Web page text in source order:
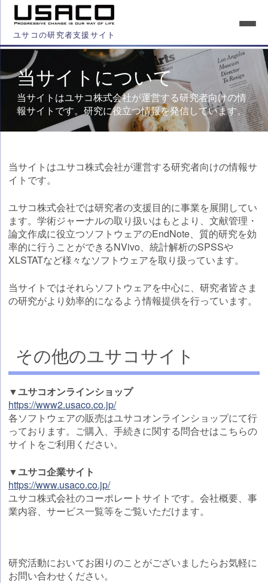
ユサコの研究者支援サイト
当サイトについて
当サイトはユサコ株式会社が運営する研究者向けの情
報サイトです。研究に役立つ情報を発信しています。
当サイトはユサコ株式会社が運営する研究者向けの情報サ
イトです。
ユサコ株式会社では研究者の支援目的に事業を展開してい
ます。学術ジャーナルの取り扱いはもとより、文献管理・
論文作成に役立つソフトウェアのEndNote、質的研究を効
率的に行うことができるNVivo、統計解析のSPSSや
XLSTATなど様々なソフトウェアを取り扱っています。
当サイトではそれらソフトウェアを中心に、研究者皆さま
の研究がより効率的になるよう情報提供を行っています。
その他のユサコサイト
▼ユサコオンラインショップ
https://www2.usaco.co.jp/
各ソフトウェアの販売はユサコオンラインショップにて行
っております。ご購入、手続きに関する問合せはこちらの
サイトをご利用ください。
▼ユサコ企業サイト
https://www.usaco.co.jp/
ユサコ株式会社のコーポレートサイトです。会社概要、事
業内容、サービス一覧等をご覧いただけます。
研究活動においてお困りのことがございましたらお気軽に
お問い合わせください。